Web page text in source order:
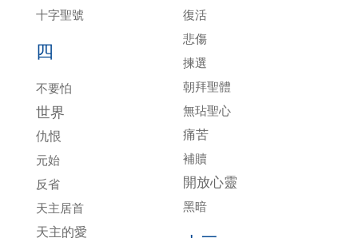
十字聖號
四
不要怕
世界
仇恨
元始
反省
天主居首
天主的愛
復活
悲傷
揀選
朝拜聖體
無玷聖心
痛苦
補贖
開放心靈
黑暗